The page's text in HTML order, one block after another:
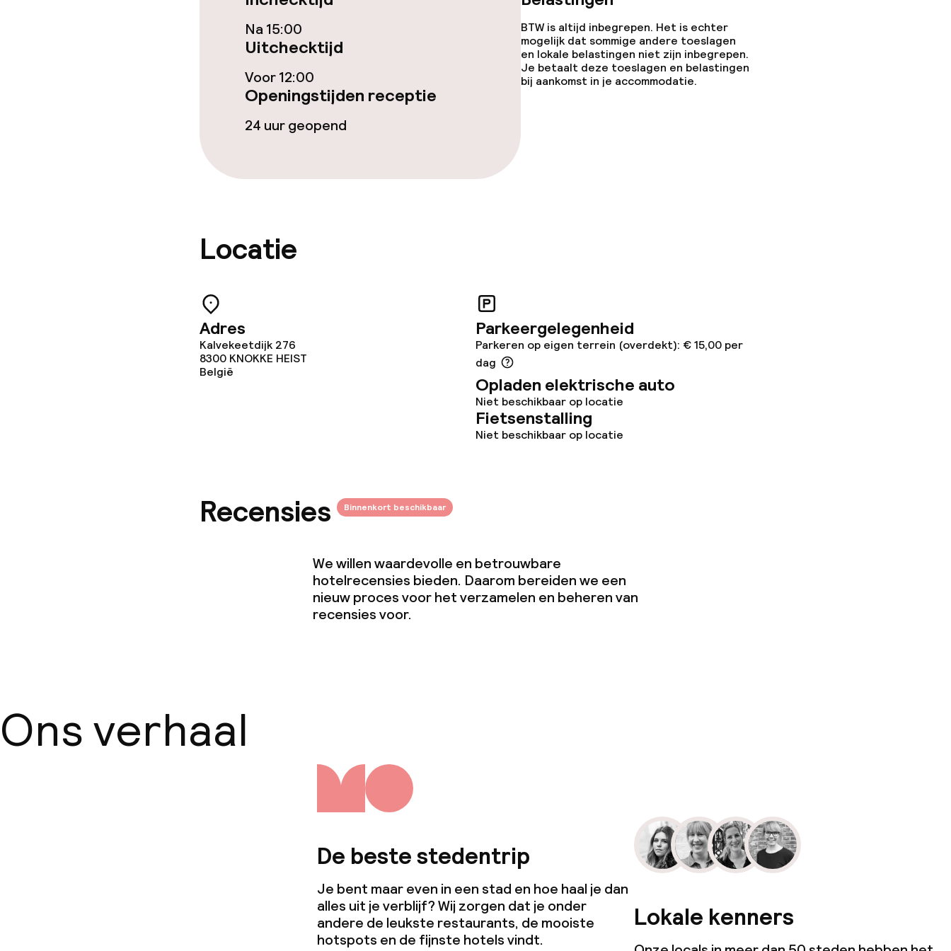
Beleid
Overal rookvrij
Kleine huisdieren toegestaan
(minder dan de 5 kg)
Na 15:00
Uitchecktijd
Voor 12:00
Openingstijden receptie
24 uur geopend
BTW is altijd inbegrepen. Het is echter
mogelijk dat sommige andere toeslagen
en lokale belastingen niet zijn inbegrepen.
Je betaalt deze toeslagen en belastingen
bij aankomst in je accommodatie.
Locatie
Adres
Kalvekeetdijk 276
8300 KNOKKE HEIST
België
Parkeergelegenheid
Parkeren op eigen terrein (overdekt): € 15,00 per
dag
Opladen elektrische auto
Niet beschikbaar op locatie
Fietsenstalling
Niet beschikbaar op locatie
Recensies Binnenkort beschikbaar
We willen waardevolle en betrouwbare
hotelrecensies bieden. Daarom bereiden we een
nieuw proces voor het verzamelen en beheren van
recensies voor.
Ons verhaal
De beste stedentrip
Je bent maar even in een stad en hoe haal je dan
alles uit je verblijf? Wij zorgen dat je onder
andere de leukste restaurants, de mooiste
hotspots en de fijnste hotels vindt.
Lokale kenners